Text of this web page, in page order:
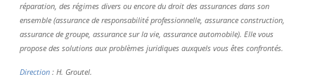
réparation, des régimes divers ou encore du droit des assurances dans son
ensemble (assurance de responsabilité professionnelle, assurance construction,
assurance de groupe, assurance sur la vie, assurance automobile). Elle vous
propose des solutions aux problèmes juridiques auxquels vous êtes confrontés.
Direction : H. Groutel.